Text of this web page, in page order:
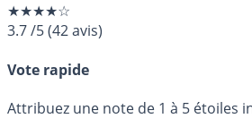
★★★★☆
3.7/5(42avis)
Vote rapide
Attribuez une note de 1 à 5 étoiles